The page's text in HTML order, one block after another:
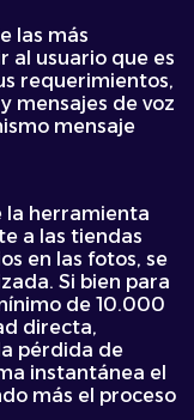
las más
al usuario que es
requerimientos,
mensajes de voz
mensaje
la herramienta
a las tiendas
en las fotos, se
Si bien para
de 10.000
directa,
pérdida de
instantánea el
más el proceso